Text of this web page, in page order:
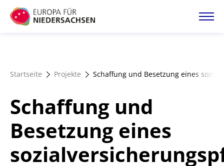
Direkt
zum
Förderangebote
Magazin
Startseite Projekte Schaffung und Besetzung eines
Schaffung und
Besetzung eines